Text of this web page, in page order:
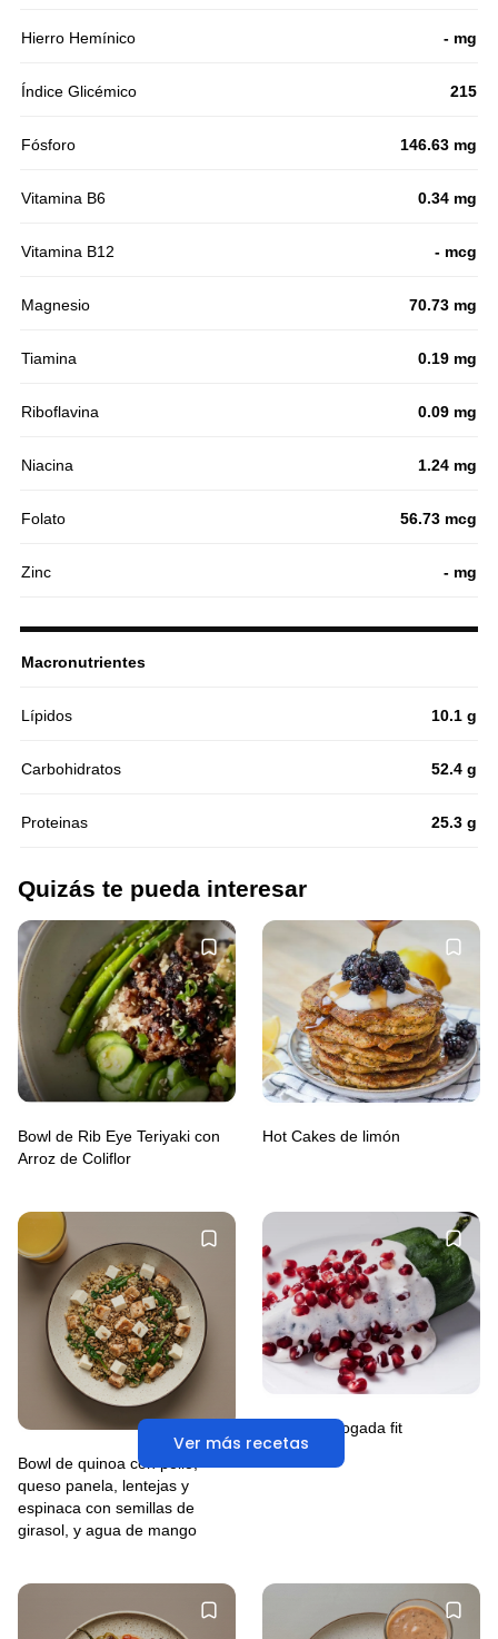
Hierro Hemínico - mg
Índice Glicémico 215
Fósforo 146.63 mg
Vitamina B6 0.34 mg
Vitamina B12 - mcg
Magnesio 70.73 mg
Tiamina 0.19 mg
Riboflavina 0.09 mg
Niacina 1.24 mg
Folato 56.73 mcg
Zinc - mg
Macronutrientes
Lípidos 10.1 g
Carbohidratos 52.4 g
Proteinas 25.3 g
Quizás te pueda interesar
Ver más recetas
Bowl de Rib Eye Teriyaki con
Arroz de Coliflor
Hot Cakes de limón
Bowl de quinoa con pollo,
queso panela, lentejas y
espinaca con semillas de
girasol, y agua de mango
Chiles en nogada fit